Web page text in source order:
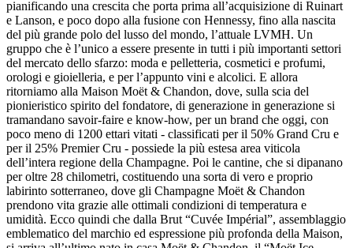
pianificando una crescita che porta prima all’acquisizione di Ruinart
e Lanson, e poco dopo alla fusione con Hennessy, fino alla nascita
del più grande polo del lusso del mondo, l’attuale LVMH. Un
gruppo che è l’unico a essere presente in tutti i più importanti settori
del mercato dello sfarzo: moda e pelletteria, cosmetici e profumi,
orologi e gioielleria, e per l’appunto vini e alcolici. E allora
ritorniamo alla Maison Moët & Chandon, dove, sulla scia del
pionieristico spirito del fondatore, di generazione in generazione si
tramandano savoir-faire e know-how, per un brand che oggi, con
poco meno di 1200 ettari vitati - classificati per il 50% Grand Cru e
per il 25% Premier Cru - possiede la più estesa area viticola
dell’intera regione della Champagne. Poi le cantine, che si dipanano
per oltre 28 chilometri, costituendo una sorta di vero e proprio
labirinto sotterraneo, dove gli Champagne Moët & Chandon
prendono vita grazie alle ottimali condizioni di temperatura e
umidità. Ecco quindi che dalla Brut “Cuvée Impérial”, assemblaggio
emblematico del marchio ed espressione più profonda della Maison,